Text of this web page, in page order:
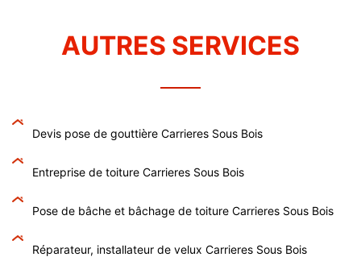
AUTRES SERVICES
Devis pose de gouttière Carrieres Sous Bois
Entreprise de toiture Carrieres Sous Bois
Pose de bâche et bâchage de toiture Carrieres Sous Bois
Réparateur, installateur de velux Carrieres Sous Bois